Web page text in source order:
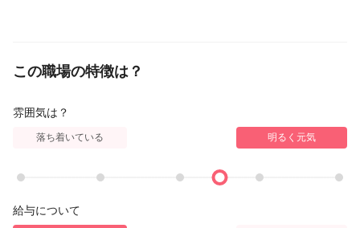
この職場の特徴は？
雰囲気は？
落ち着いている 明るく元気
給与について